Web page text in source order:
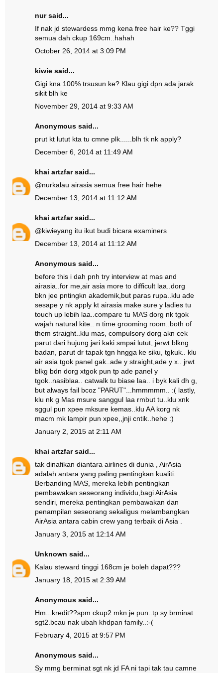
nur said...
If nak jd stewardess mmg kena free hair ke?? Tggi
semua dah ckup 169cm..hahah
October 26, 2014 at 3:09 PM
kiwie said...
Gigi kna 100% trsusun ke? Klau gigi dpn ada jarak
sikit blh ke
November 29, 2014 at 9:33 AM
Anonymous said...
prut kt lutut kta tu cmne plk......blh tk nk apply?
December 6, 2014 at 11:49 AM
khai artzfarsaid...
@nurkalau airasia semua free hair hehe
December 13, 2014 at 11:12 AM
khai artzfarsaid...
@kiwieyang itu ikut budi bicara examiners
December 13, 2014 at 11:12 AM
Anonymous said...
before this i dah pnh try interview at mas and
airasia..for me,air asia more to difficult laa..dorg
bkn jee pntingkn akademik,but paras rupa..klu ade
sesape y nk apply kt airasia make sure y ladies tu
touch up lebih laa..compare tu MAS dorg nk tgok
wajah natural kite.. n time grooming room..both of
them straight..klu mas, compulsory dorg akn cek
parut dari hujung jari kaki smpai lutut, jerwt blkng
badan, parut dr tapak tgn hngga ke siku, tgkuk.. klu
air asia tgok panel gak..ade y straight,ade y x.. jrwt
blkg bdn dorg xtgok pun tp ade panel y
tgok..nasiblaa.. catwalk tu biase laa.. i byk kali dh g,
but always fail bcoz "PARUT"...hmmmmm.. :( lastly,
klu nk g Mas msure sanggul laa rmbut tu..klu xnk
sggul pun xpee mksure kemas..klu AA korg nk
macm mk lampir pun xpee,,jnji cntik..hehe :)
January 2, 2015 at 2:11 AM
khai artzfarsaid...
tak dinafikan diantara airlines di dunia , AirAsia
adalah antara yang paling pentingkan kualiti.
Berbanding MAS, mereka lebih pentingkan
pembawakan seseorang individu,bagi AirAsia
sendiri, mereka pentingkan pembawakan dan
penampilan seseorang sekaligus melambangkan
AirAsia antara cabin crew yang terbaik di Asia .
January 3, 2015 at 12:14 AM
Unknown said...
Kalau steward tinggi 168cm je boleh dapat???
January 18, 2015 at 2:39 AM
Anonymous said...
Hm...kredit??spm ckup2 mkn je pun..tp sy brminat
sgt2.bcau nak ubah khdpan family..:-(
February 4, 2015 at 9:57 PM
Anonymous said...
Sy mmg berminat sgt nk jd FA ni tapi tak tau camne